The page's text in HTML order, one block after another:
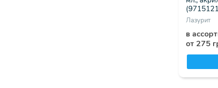
Лазурит
в
от 275